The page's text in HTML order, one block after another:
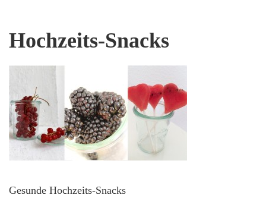
Hochzeits-Snacks
Gesunde Hochzeits-Snacks